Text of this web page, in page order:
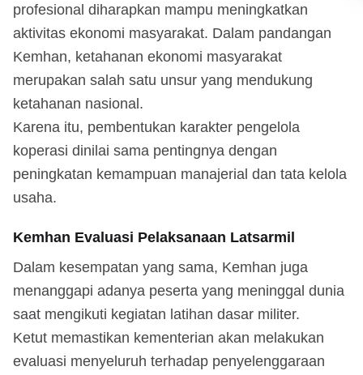
profesional diharapkan mampu meningkatkan
aktivitas ekonomi masyarakat. Dalam pandangan
Kemhan, ketahanan ekonomi masyarakat
merupakan salah satu unsur yang mendukung
ketahanan nasional.
Karena itu, pembentukan karakter pengelola
koperasi dinilai sama pentingnya dengan
peningkatan kemampuan manajerial dan tata kelola
usaha.
Kemhan Evaluasi Pelaksanaan Latsarmil
Dalam kesempatan yang sama, Kemhan juga
menanggapi adanya peserta yang meninggal dunia
saat mengikuti kegiatan latihan dasar militer.
Ketut memastikan kementerian akan melakukan
evaluasi menyeluruh terhadap penyelenggaraan